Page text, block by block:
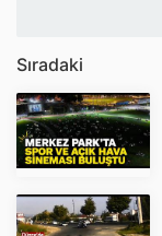
Sıradaki